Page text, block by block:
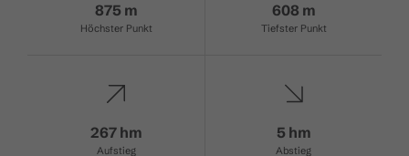
875 m
Höchster Punkt
608 m
Tiefster Punkt
267 hm
Aufstieg
5 hm
Abstieg